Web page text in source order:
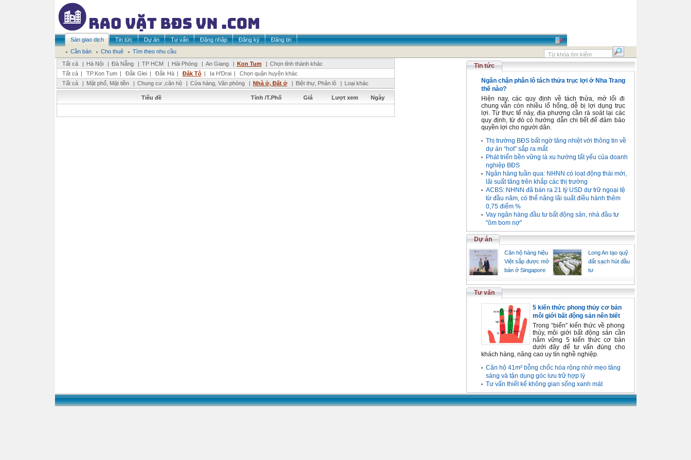
Sàn giao dịch Tin tức Dự án Tư vấn Đăng nhập Đăng ký
Đăng tin
Cần bán
Cho thuê
Tìm theo nhu cầu
Tất cả
| Hà Nội | Đà Nẵng | TP HCM | Hải Phòng | An Giang | Kon Tum | Chọn tỉnh thành khác
Tất cả | TP.Kon Tum | Đắk Glei | Đắk Hà | Đắk Tô | Ia H'Drai |
Chọn quận huyện khác
Tất cả
| Mặt phố, Mặt tiền | Chung cư ,căn hộ | Cửa hàng, Văn phòng | Nhà ở, Đất ở | Biệt thự, Phân lô | Loại khác
Tiêu đề Tỉnh /T.Phố Giá Lượt xem Ngày
Tin tức
Ngăn chặn phân lô tách thửa trục lợi ở Nha Trang
thế nào?
Hiện nay, các quy định về tách thửa, mở lối đi
chung vẫn còn nhiều lổ hổng, dễ bị lợi dụng trục
lợi. Từ thực tế này, địa phương cần rà soát lại các
quy định, từ đó có hướng dẫn chi tiết để đảm bảo
quyền lợi cho người dân.
Thị trường BĐS bất ngờ tăng nhiệt với thông tin về
dự án “hot” sắp ra mắt
Phát triển bền vững là xu hướng tất yếu của doanh
nghiệp BĐS
Ngân hàng tuần qua: NHNN có loạt động thái mới,
lãi suất tăng trên khắp các thị trường
ACBS: NHNN đã bán ra 21 tỷ USD dự trữ ngoại tệ
từ đầu năm, có thể nâng lãi suất điều hành thêm
0,75 điểm %
Vay ngân hàng đầu tư bất động sản, nhà đầu tư
"ôm bom nợ"
Dự án
Căn hộ hàng hiệu
Việt sắp được mở
bán ở Singapore
Long An tạo quỹ
đất sạch hút đầu
tư
Tư vấn
5 kiến thức phong thủy cơ bản
môi giới bất động sản nên biết
Trong “biển” kiến thức về phong
thủy, môi giới bất động sản cần
nắm vững 5 kiến thức cơ bản
dưới đây để tư vấn đúng cho
khách hàng, nâng cao uy tín nghề nghiệp.
Căn hộ 41m² bỗng chốc hóa rộng nhờ mẹo tăng
sáng và tận dụng góc lưu trữ hợp lý
Tư vấn thiết kế không gian sống xanh mát